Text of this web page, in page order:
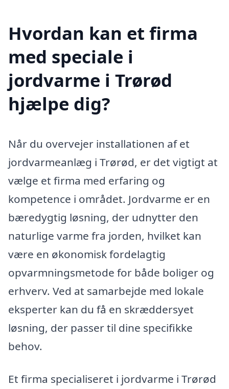
Hvordan kan et firma
med speciale i
jordvarme i Trørød
hjælpe dig?
Når du overvejer installationen af et
jordvarmeanlæg i Trørød, er det vigtigt at
vælge et firma med erfaring og
kompetence i området. Jordvarme er en
bæredygtig løsning, der udnytter den
naturlige varme fra jorden, hvilket kan
være en økonomisk fordelagtig
opvarmningsmetode for både boliger og
erhverv. Ved at samarbejde med lokale
eksperter kan du få en skræddersyet
løsning, der passer til dine specifikke
behov.
Et firma specialiseret i jordvarme i Trørød